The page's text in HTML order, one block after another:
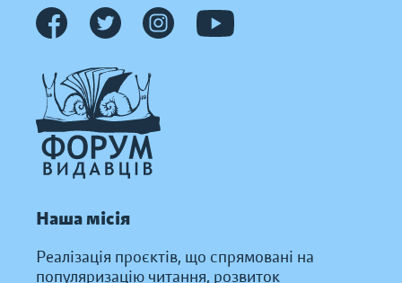
Наша місія
Реалізація проєктів, що спрямовані на
популяризацію читання, розвиток